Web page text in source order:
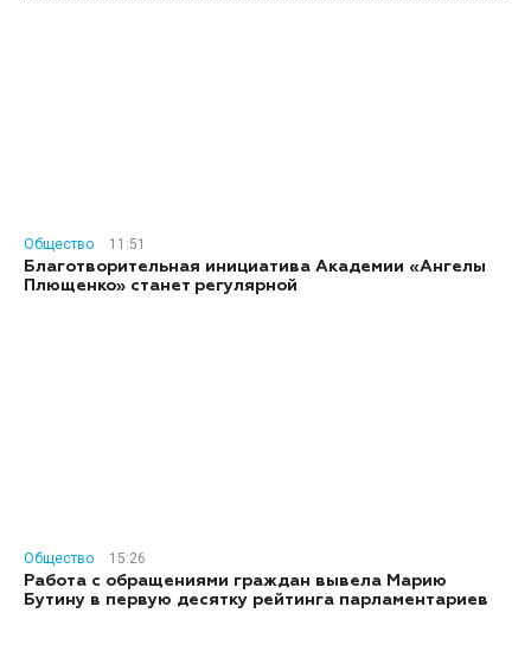
Общество
11:51
Благотворительная инициатива Академии «Ангелы
Плющенко» станет регулярной
Общество
15:26
Работа с обращениями граждан вывела Марию
Бутину в первую десятку рейтинга парламентариев